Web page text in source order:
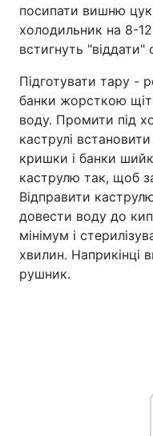
посипати вишню
холодильник на 8-
встигнуть "віддати"
Підготувати тару -
банки жорсткою
воду. Промити під
каструлі
кришки і банки
каструлю так, щоб
Відправити
довести воду до
мінімум і
хвилин. Наприкінці
рушник.